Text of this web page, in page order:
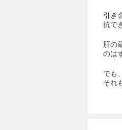
引き
抗で
肝の
のは
でも
それ